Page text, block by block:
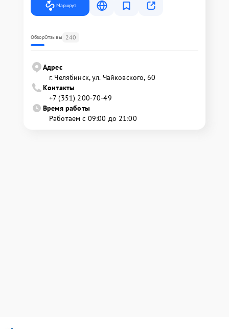
Маршрут
ОбзорОтзывы 240
Адрес
г. Челябинск, ул. Чайковского, 60
Контакты
+7 (351) 200-70-49
Время работы
Работаем с 09:00 до 21:00